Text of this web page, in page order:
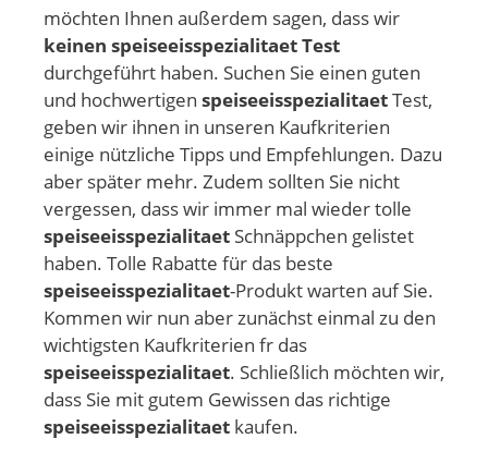
möchten Ihnen außerdem sagen, dass wir
keinen speiseeisspezialitaet Test
durchgeführt haben. Suchen Sie einen guten
und hochwertigen speiseeisspezialitaetTest,
geben wir ihnen in unseren Kaufkriterien
einige nützliche Tipps und Empfehlungen. Dazu
aber später mehr. Zudem sollten Sie nicht
vergessen, dass wir immer mal wieder tolle
speiseeisspezialitaet Schnäppchen gelistet
haben. Tolle Rabatte für das beste
speiseeisspezialitaet-Produkt warten auf Sie.
Kommen wir nun aber zunächst einmal zu den
wichtigsten Kaufkriterien fr das
speiseeisspezialitaet. Schließlich möchten wir,
dass Sie mit gutem Gewissen das richtige
speiseeisspezialitaet kaufen.